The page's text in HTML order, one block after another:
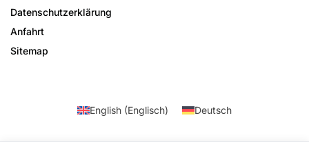
Datenschutzerklärung
Anfahrt
Sitemap
English (Englisch) Deutsch